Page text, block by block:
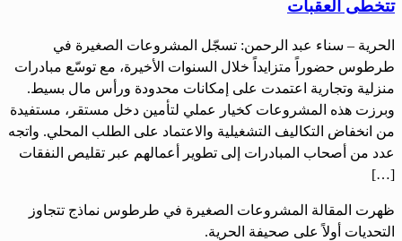
تتخطى العقبات
الحرية – سناء عبد الرحمن: تسجّل المشروعات الصغيرة في
طرطوس حضوراً متزايداً خلال السنوات الأخيرة، مع توسّع مبادرات
منزلية وتجارية اعتمدت على إمكانات محدودة ورأس مال بسيط.
وبرزت هذه المشروعات كخيار عملي لتأمين دخل مستقر، مستفيدة
من انخفاض التكاليف التشغيلية والاعتماد على الطلب المحلي. واتجه
عدد من أصحاب المبادرات إلى تطوير أعمالهم عبر تقليص النفقات
[…]
ظهرت المقالة المشروعات الصغيرة في طرطوس نماذج تتجاوز
التحديات أولاً على صحيفة الحرية.